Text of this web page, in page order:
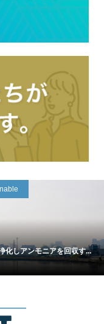
化しアンモニアを回収す...